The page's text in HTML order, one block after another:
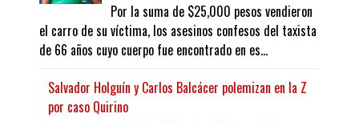
Por la suma de $25,000 pesos vendieron
el carro de su víctima, los asesinos confesos del taxista
de 66 años cuyo cuerpo fue encontrado en es...
Salvador Holguín y Carlos Balcácer polemizan en la Z
por caso Quirino